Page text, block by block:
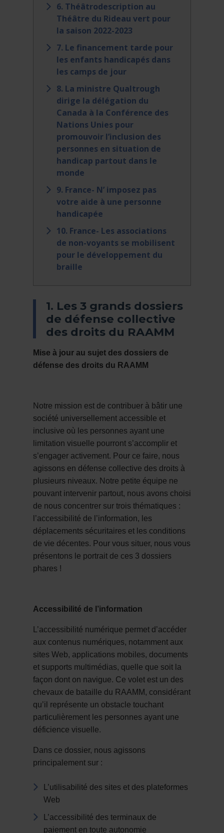
6. Théâtrodescription au
Théâtre du Rideau vert pour
la saison 2022-2023
7. Le financement tarde pour
les enfants handicapés dans
les camps de jour
8. La ministre Qualtrough
dirige la délégation du
Canada à la Conférence des
Nations Unies pour
promouvoir l’inclusion des
personnes en situation de
handicap partout dans le
monde
9. France- N’ imposez pas
votre aide à une personne
handicapée
10. France- Les associations
de non-voyants se mobilisent
pour le développement du
braille
1. Les 3 grands dossiers
de défense collective
des droits du RAAMM
Mise à jour au sujet des dossiers de
défense des droits du RAAMM
Notre mission est de contribuer à bâtir une
société universellement accessible et
inclusive où les personnes ayant une
limitation visuelle pourront s’accomplir et
s’engager activement. Pour ce faire, nous
agissons en défense collective des droits à
plusieurs niveaux. Notre petite équipe ne
pouvant intervenir partout, nous avons choisi
de nous concentrer sur trois thématiques :
l’accessibilité de l’information, les
déplacements sécuritaires et les conditions
de vie décentes. Pour vous situer, nous vous
présentons le portrait de ces 3 dossiers
phares !
Accessibilité de l’information
L’accessibilité numérique permet d’accéder
aux contenus numériques, notamment aux
sites Web, applications mobiles, documents
et supports multimédias, quelle que soit la
façon dont on navigue. Ce volet est un des
chevaux de bataille du RAAMM, considérant
qu’il représente un obstacle touchant
particulièrement les personnes ayant une
déficience visuelle.
Dans ce dossier, nous agissons
principalement sur :
L’utilisabilité des sites et des plateformes
Web
L’accessibilité des terminaux de
paiement en toute autonomie